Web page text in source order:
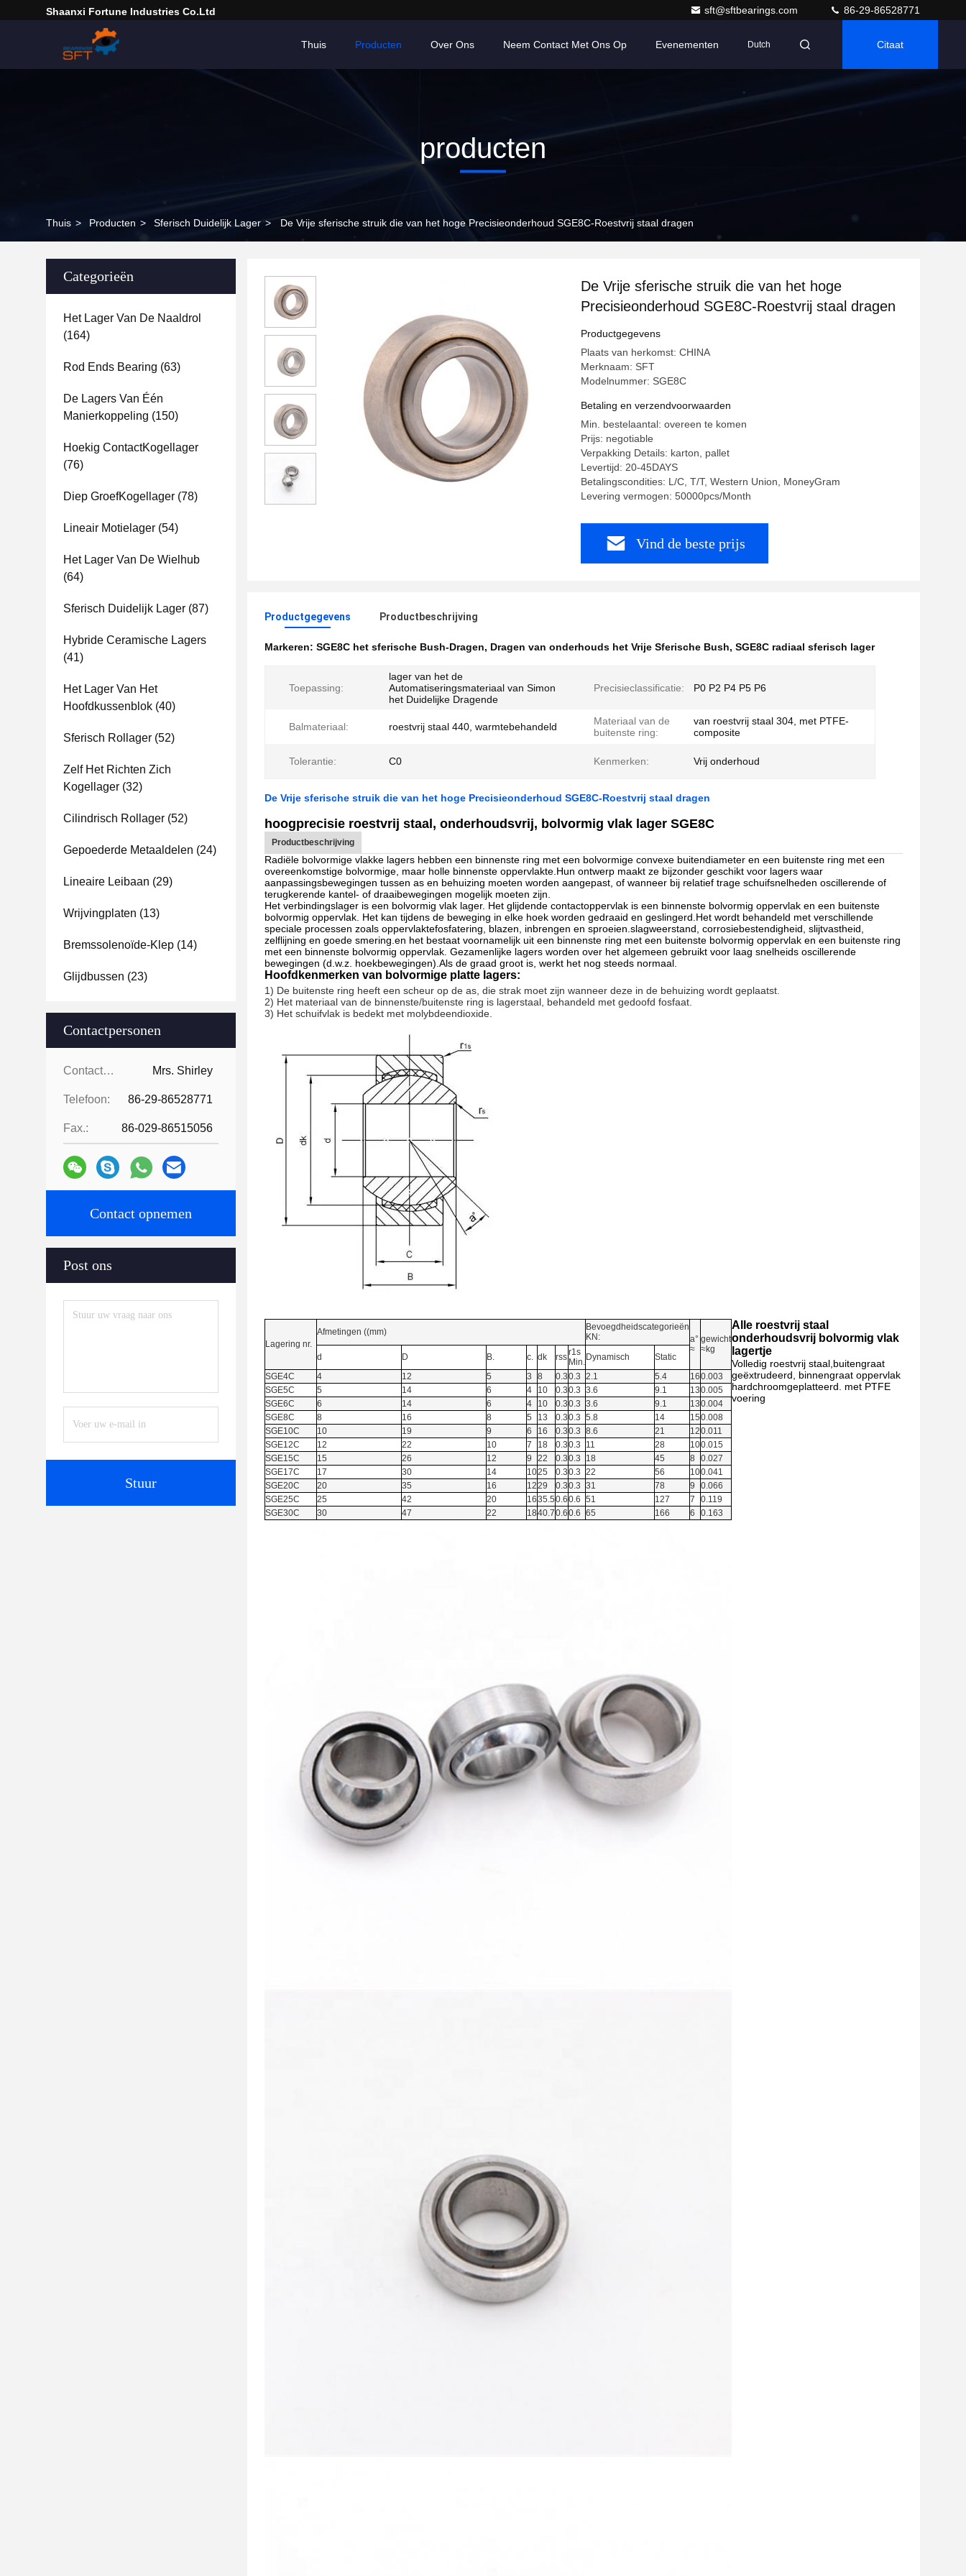
Shaanxi Fortune Industries Co.ltd sft@sftbearings.com 86-29-86528771
Thuis Producten Over Ons Neem Contact Met Ons Op Evenementen Dutch Citaat
producten
Thuis > Producten > Sferisch Duidelijk Lager > De Vrije sferische struik die van het hoge Precisieonderhoud SGE8C-Roestvrij staal dragen
Categorieën
Het Lager Van De Naaldrol
(164)
Rod Ends Bearing (63)
De Lagers Van Één
Manierkoppeling (150)
Hoekig ContactKogellager
(76)
Diep GroefKogellager (78)
Lineair Motielager (54)
Het Lager Van De Wielhub
(64)
Sferisch Duidelijk Lager (87)
Hybride Ceramische Lagers
(41)
Het Lager Van Het
Hoofdkussenblok (40)
Sferisch Rollager (52)
Zelf Het Richten Zich
Kogellager (32)
Cilindrisch Rollager (52)
Gepoederde Metaaldelen (24)
Lineaire Leibaan (29)
Wrijvingplaten (13)
Bremssolenoïde-Klep (14)
Glijdbussen (23)
Contactpersonen
Contactpersonen: Mrs. Shirley
Telefoon: 86-29-86528771
Fax.: 86-029-86515056
Contact opnemen
Post ons
Stuur
De Vrije sferische struik die van het hoge
Precisieonderhoud SGE8C-Roestvrij staal dragen
Productgegevens
Plaats van herkomst: CHINA
Merknaam: SFT
Modelnummer: SGE8C
Betaling en verzendvoorwaarden
Min. bestelaantal: overeen te komen
Prijs: negotiable
Verpakking Details: karton, pallet
Levertijd: 20-45DAYS
Betalingscondities: L/C, T/T, Western Union, MoneyGram
Levering vermogen: 50000pcs/Month
Vind de beste prijs
Productgegevens Productbeschrijving
Markeren: SGE8C het sferische Bush-Dragen, Dragen van onderhouds het Vrije Sferische Bush, SGE8C radiaal sferisch lager
Toepassing:
lager van het de
Automatiseringsmateriaal van Simon
het Duidelijke Dragende
Precisieclassificatie: P0 P2 P4 P5 P6
Balmateriaal: roestvrij staal 440, warmtebehandeld
Materiaal van de
buitenste ring:
van roestvrij staal 304, met PTFE-
composite
Tolerantie: C0 Kenmerken: Vrij onderhoud
De Vrije sferische struik die van het hoge Precisieonderhoud SGE8C-Roestvrij staal dragen
hoogprecisie roestvrij staal, onderhoudsvrij, bolvormig vlak lager SGE8C
Productbeschrijving
Radiële bolvormige vlakke lagers hebben een binnenste ring met een bolvormige convexe buitendiameter en een buitenste ring met een
overeenkomstige bolvormige, maar holle binnenste oppervlakte.Hun ontwerp maakt ze bijzonder geschikt voor lagers waar
aanpassingsbewegingen tussen as en behuizing moeten worden aangepast, of wanneer bij relatief trage schuifsnelheden oscillerende of
terugkerende kantel- of draaibewegingen mogelijk moeten zijn.
Het verbindingslager is een bolvormig vlak lager. Het glijdende contactoppervlak is een binnenste bolvormig oppervlak en een buitenste
bolvormig oppervlak. Het kan tijdens de beweging in elke hoek worden gedraaid en geslingerd.Het wordt behandeld met verschillende
speciale processen zoals oppervlaktefosfatering, blazen, inbrengen en sproeien.slagweerstand, corrosiebestendigheid, slijtvastheid,
zelflijning en goede smering.en het bestaat voornamelijk uit een binnenste ring met een buitenste bolvormig oppervlak en een buitenste ring
met een binnenste bolvormig oppervlak. Gezamenlijke lagers worden over het algemeen gebruikt voor laag snelheids oscillerende
bewegingen (d.w.z. hoekbewegingen). Als de graad groot is, werkt het nog steeds normaal.
Hoofdkenmerken van bolvormige platte lagers:
1) De buitenste ring heeft een scheur op de as, die strak moet zijn wanneer deze in de behuizing wordt geplaatst.
2) Het materiaal van de binnenste/buitenste ring is lagerstaal, behandeld met gedoofd fosfaat.
3) Het schuifvlak is bedekt met molybdeendioxide.
Lagering nr.
Afmetingen ((mm)
Bevoegdheidscategorieën
KN:
a°
≈
gewicht
≈kg
d D B. c. dk rssr1s
Min. Dynamisch
Static
SGE4C
4 12 5 3 8 0.30.3 2.1 5.4 160.003
SGE5C
5 14 6 4 10 0.30.3 3.6 9.1 130.005
SGE6C
6 14 6 4 10 0.30.3 3.6 9.1 130.004
SGE8C
8 16 8 5 13 0.30.3 5.8 14 150.008
SGE10C
10 19 9 6 16 0.30.3 8.6 21 120.011
SGE12C
12 22 10 7 18 0.30.3 11 28 100.015
SGE15C
15 26 12 9 22 0.30.3 18 45 8
0.027
SGE17C
17 30 14 1025 0.30.3 22 56 100.041
SGE20C
20 35 16 1229 0.30.3 31 78 9
0.066
SGE25C
25 42 20 1635.50.60.6 51 127 7
0.119
SGE30C
30 47 22 1840.70.60.6 65 166 6 0.163
Alle roestvrij staal
onderhoudsvrij bolvormig vlak
lagertje
Volledig roestvrij staal,buitengraat
geëxtrudeerd, binnengraat oppervlak
hardchroomgeplatteerd. met PTFE
voering